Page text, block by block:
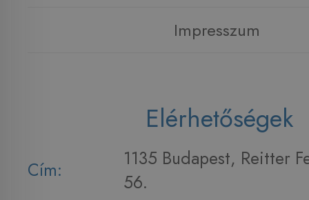
Impresszum
Elérhetőségek
Cím:
1135 Budapest, Reitter
56.